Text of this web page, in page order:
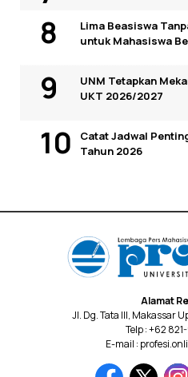
Lima Beasiswa
untuk Mahasiswa
UNM Tetapkan
UKT 2026/2027
Catat Jadwal
Tahun 2026
Alamat
Jl. Dg. Tata III, Makassar
Telp : +62
E-mail :